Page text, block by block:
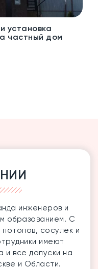
установка
частный дом
инженеров и
образованием. С
сосулек и
имеют
и все допуски на
и Области.